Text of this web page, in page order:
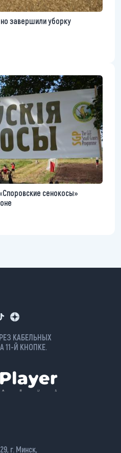
завершили уборку
сенокосы»
КАБЕЛЬНЫХ
11-Й КНОПКЕ.
г. Минск,